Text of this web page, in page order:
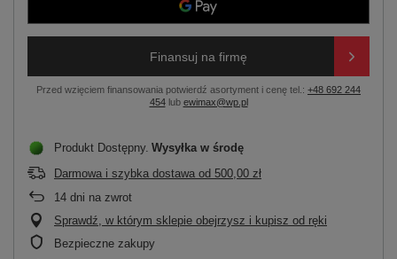
Finansuj na firmę
Przed wzięciem finansowania potwierdź asortyment i cenę tel.: +48 692 244
454lub ewimax@wp.pl
Produkt Dostępny Wysyłka w środę
Darmowa i szybka dostawa od 500,00 zł
14 dni na zwrot
Sprawdź, w którym sklepie obejrzysz i kupisz od ręki
Bezpieczne zakupy